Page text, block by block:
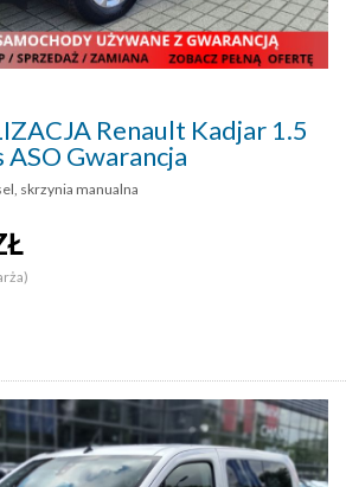
Renault Kadjar 1.5
Gwarancja
skrzynia manualna